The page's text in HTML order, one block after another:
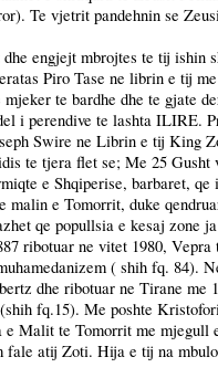
Te vjetrit pandehnin se
engjejt mbrojtes te tij
Piro Tase ne librin e tij
te bardhe dhe te gjate
i perendive te lashta
Swire ne Librin e tij King
te tjera flet se; Me 25
e Shqiperise, barbaret,
e Tomorrit, duke
qe popullsia e kesaj zone
ne vitet 1980,
( shih fq.
dhe ribotuar ne Tirane
fq.15). Me poshte
Malit te Tomorrit me mjegull
atij Zoti. Hija e tij na